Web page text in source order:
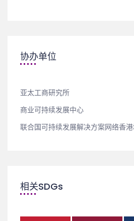
协办单位
亚太工商研究所
商业可持续发展中心
联合国可持续发展解决方案网络香
相关SDGs